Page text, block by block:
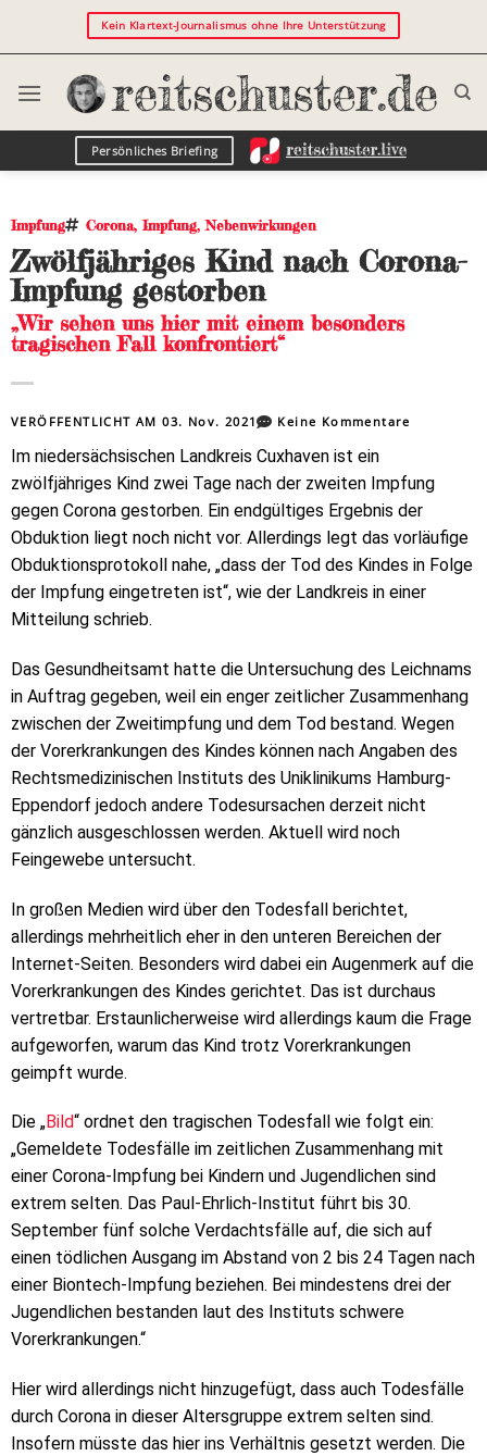
Kein Klartext-Journalismus ohne Ihre Unterstützung
Persönliches Briefing
Impfung Corona,Impfung,Nebenwirkungen
Zwölfjähriges Kind nach Corona-
Impfung gestorben
„Wir sehen uns hier mit einem besonders
tragischen Fall konfrontiert“
VERÖFFENTLICHT AM03. Nov. 2021 Keine Kommentare
Im niedersächsischen Landkreis Cuxhaven ist ein
zwölfjähriges Kind zwei Tage nach der zweiten Impfung
gegen Corona gestorben. Ein endgültiges Ergebnis der
Obduktion liegt noch nicht vor. Allerdings legt das vorläufige
Obduktionsprotokoll nahe, „dass der Tod des Kindes in Folge
der Impfung eingetreten ist“, wie der Landkreis in einer
Mitteilung schrieb.
Das Gesundheitsamt hatte die Untersuchung des Leichnams
in Auftrag gegeben, weil ein enger zeitlicher Zusammenhang
zwischen der Zweitimpfung und dem Tod bestand. Wegen
der Vorerkrankungen des Kindes können nach Angaben des
Rechtsmedizinischen Instituts des Uniklinikums Hamburg-
Eppendorf jedoch andere Todesursachen derzeit nicht
gänzlich ausgeschlossen werden. Aktuell wird noch
Feingewebe untersucht.
In großen Medien wird über den Todesfall berichtet,
allerdings mehrheitlich eher in den unteren Bereichen der
Internet-Seiten. Besonders wird dabei ein Augenmerk auf die
Vorerkrankungen des Kindes gerichtet. Das ist durchaus
vertretbar. Erstaunlicherweise wird allerdings kaum die Frage
aufgeworfen, warum das Kind trotz Vorerkrankungen
geimpft wurde.
Die „Bild“ ordnet den tragischen Todesfall wie folgt ein:
„Gemeldete Todesfälle im zeitlichen Zusammenhang mit
einer Corona-Impfung bei Kindern und Jugendlichen sind
extrem selten. Das Paul-Ehrlich-Institut führt bis 30.
September fünf solche Verdachtsfälle auf, die sich auf
einen tödlichen Ausgang im Abstand von 2 bis 24 Tagen nach
einer Biontech-Impfung beziehen. Bei mindestens drei der
Jugendlichen bestanden laut des Instituts schwere
Vorerkrankungen.“
Hier wird allerdings nicht hinzugefügt, dass auch Todesfälle
durch Corona in dieser Altersgruppe extrem selten sind.
Insofern müsste das hier ins Verhältnis gesetzt werden. Die